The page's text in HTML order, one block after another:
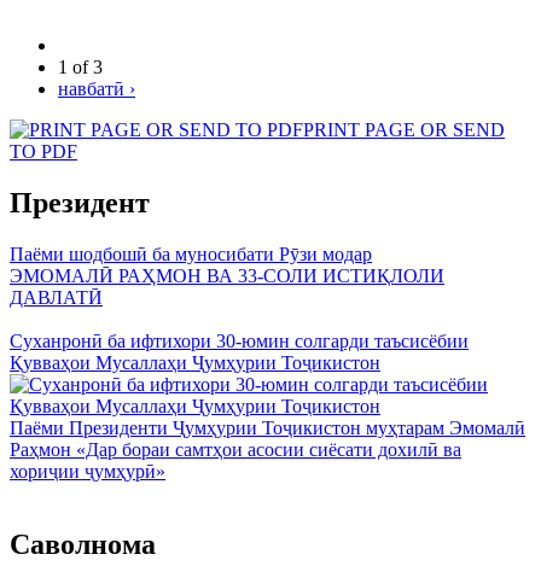
1 of 3
навбатӣ ›
PRINT PAGE OR SEND
TO PDF
Президент
Паёми шодбошӣ ба муносибати Рӯзи модар
ЭМОМАЛӢ РАҲМОН ВА 33-СОЛИ ИСТИҚЛОЛИ
ДАВЛАТӢ
Суханронӣ ба ифтихори 30-юмин солгарди таъсисёбии
Қувваҳои Мусаллаҳи Ҷумҳурии Тоҷикистон
Паёми Президенти Ҷумҳурии Тоҷикистон муҳтарам Эмомалӣ
Раҳмон «Дар бораи самтҳои асосии сиёсати дохилӣ ва
хориҷии ҷумҳурӣ»
Саволнома